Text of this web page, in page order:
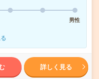
男性
詳しく見る